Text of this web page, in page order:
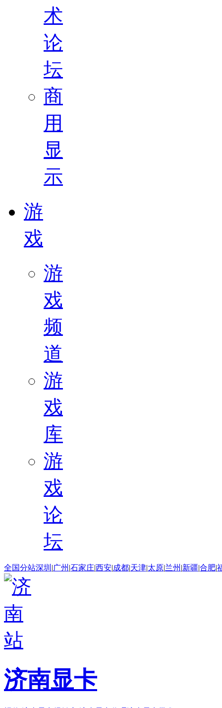
术
论
坛
商
用
显
示
游
戏
游
戏
频
道
游
戏
库
游
戏
论
坛
全国分站深圳 |广州 |石家庄|西安|成都|天津|太原|兰州 |新疆|合肥|
济南显卡